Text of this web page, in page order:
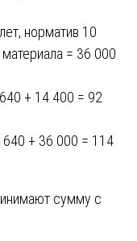
норматив 10
= 36 000
+ 14 400 = 92
640 + 36 000 = 114
сумму с